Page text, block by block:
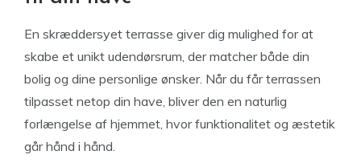
En skræddersyet terrasse giver dig mulighed for at
skabe et unikt udendørsrum, der matcher både din
bolig og dine personlige ønsker. Når du får terrassen
tilpasset netop din have, bliver den en naturlig
forlængelse af hjemmet, hvor funktionalitet og æstetik
går hånd i hånd.